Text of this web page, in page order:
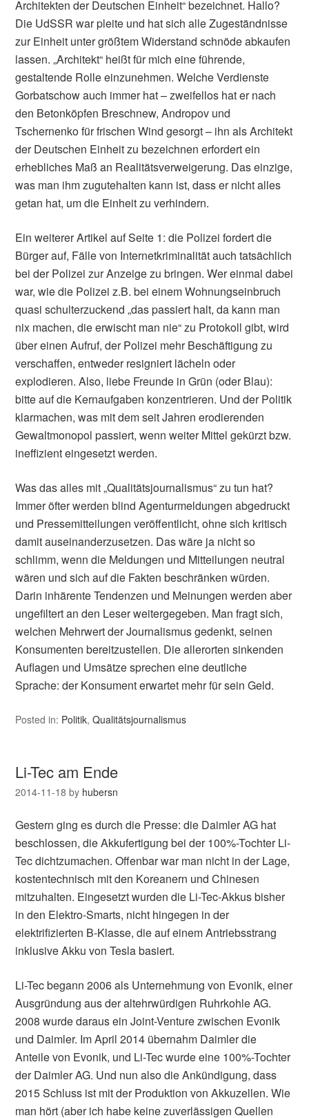
Architekten der Deutschen Einheit“ bezeichnet. Hallo?
Die UdSSR war pleite und hat sich alle Zugeständnisse
zur Einheit unter größtem Widerstand schnöde abkaufen
lassen. „Architekt“ heißt für mich eine führende,
gestaltende Rolle einzunehmen. Welche Verdienste
Gorbatschow auch immer hat – zweifellos hat er nach
den Betonköpfen Breschnew, Andropov und
Tschernenko für frischen Wind gesorgt – ihn als Architekt
der Deutschen Einheit zu bezeichnen erfordert ein
erhebliches Maß an Realitätsverweigerung. Das einzige,
was man ihm zugutehalten kann ist, dass er nicht alles
getan hat, um die Einheit zu verhindern.
Ein weiterer Artikel auf Seite 1: die Polizei fordert die
Bürger auf, Fälle von Internetkriminalität auch tatsächlich
bei der Polizei zur Anzeige zu bringen. Wer einmal dabei
war, wie die Polizei z.B. bei einem Wohnungseinbruch
quasi schulterzuckend „das passiert halt, da kann man
nix machen, die erwischt man nie“ zu Protokoll gibt, wird
über einen Aufruf, der Polizei mehr Beschäftigung zu
verschaffen, entweder resigniert lächeln oder
explodieren. Also, liebe Freunde in Grün (oder Blau):
bitte auf die Kernaufgaben konzentrieren. Und der Politik
klarmachen, was mit dem seit Jahren erodierenden
Gewaltmonopol passiert, wenn weiter Mittel gekürzt bzw.
ineffizient eingesetzt werden.
Was das alles mit „Qualitätsjournalismus“ zu tun hat?
Immer öfter werden blind Agenturmeldungen abgedruckt
und Pressemitteilungen veröffentlicht, ohne sich kritisch
damit auseinanderzusetzen. Das wäre ja nicht so
schlimm, wenn die Meldungen und Mitteilungen neutral
wären und sich auf die Fakten beschränken würden.
Darin inhärente Tendenzen und Meinungen werden aber
ungefiltert an den Leser weitergegeben. Man fragt sich,
welchen Mehrwert der Journalismus gedenkt, seinen
Konsumenten bereitzustellen. Die allerorten sinkenden
Auflagen und Umsätze sprechen eine deutliche
Sprache: der Konsument erwartet mehr für sein Geld.
Posted in: Politik,Qualitätsjournalismus
Li-Tec am Ende
2014-11-18 by hubersn
Gestern ging es durch die Presse: die Daimler AG hat
beschlossen, die Akkufertigung bei der 100%-Tochter Li-
Tec dichtzumachen. Offenbar war man nicht in der Lage,
kostentechnisch mit den Koreanern und Chinesen
mitzuhalten. Eingesetzt wurden die Li-Tec-Akkus bisher
in den Elektro-Smarts, nicht hingegen in der
elektrifizierten B-Klasse, die auf einem Antriebsstrang
inklusive Akku von Tesla basiert.
Li-Tec begann 2006 als Unternehmung von Evonik, einer
Ausgründung aus der altehrwürdigen Ruhrkohle AG.
2008 wurde daraus ein Joint-Venture zwischen Evonik
und Daimler. Im April 2014 übernahm Daimler die
Anteile von Evonik, und Li-Tec wurde eine 100%-Tochter
der Daimler AG. Und nun also die Ankündigung, dass
2015 Schluss ist mit der Produktion von Akkuzellen. Wie
man hört (aber ich habe keine zuverlässigen Quellen